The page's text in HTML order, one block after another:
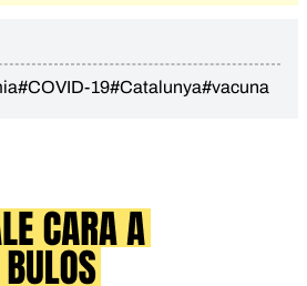
#COVID-19#Catalunya#vacuna